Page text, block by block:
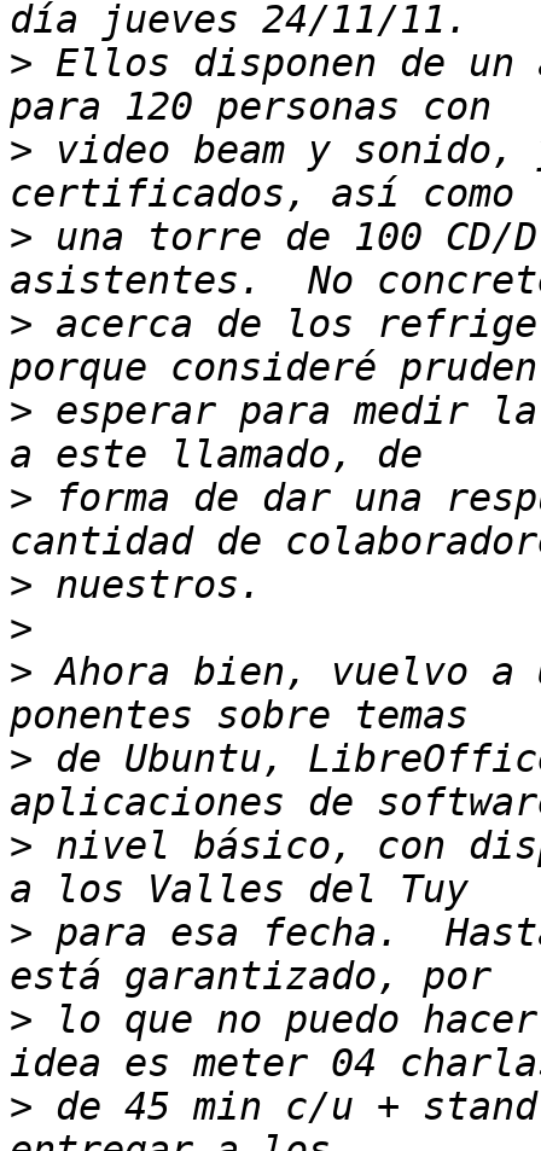
> Ellos disponen de un
> video beam y
> una torre de 100 CD/
> acerca de los
> esperar para medir
> forma de dar una
>
>
> Ahora bien, vuelvo
> de Ubuntu,
> nivel básico, con
> para esa fecha.
> lo que no puedo
> de 45 min c/u + stand